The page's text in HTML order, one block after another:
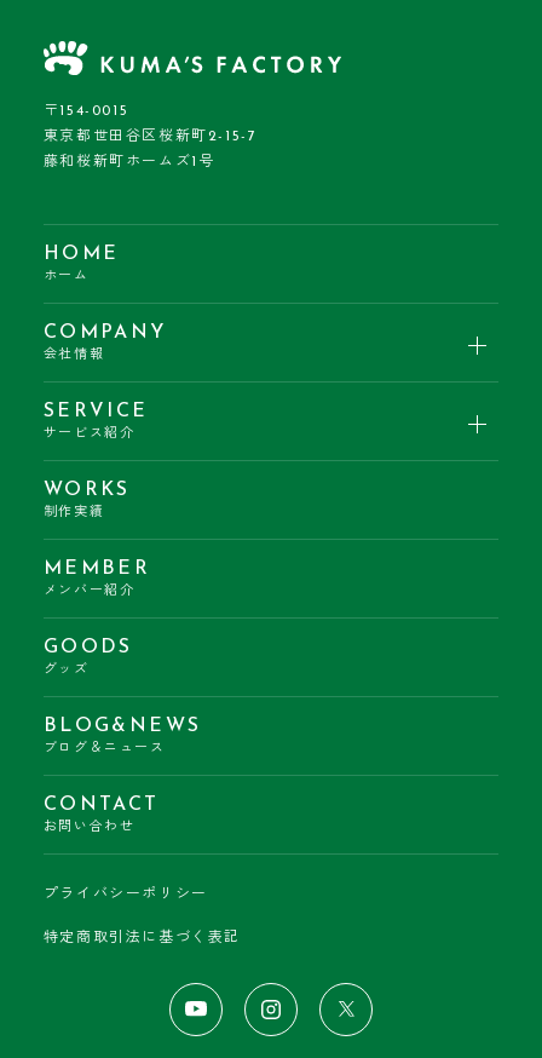
〒154-0015
東京都世田谷区桜新町2-15-7
藤和桜新町ホームズ1号
HOME
ホーム
COMPANY
会社情報
SERVICE
サービス紹介
WORKS
制作実績
MEMBER
メンバー紹介
GOODS
グッズ
BLOG&NEWS
ブログ＆ニュース
CONTACT
お問い合わせ
プライバシーポリシー
特定商取引法に基づく表記